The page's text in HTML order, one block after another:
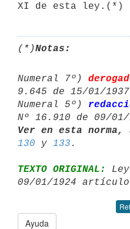
XI de esta ley.(*)
(*)Notas:
Numeral 7º)
9.645 de 15/01/
Numeral 5º)
Nº 16.910 de 09/
Ver en esta
130 y 133
TEXTO ORIGINAL:
09/01/1924 artículo
Ayuda